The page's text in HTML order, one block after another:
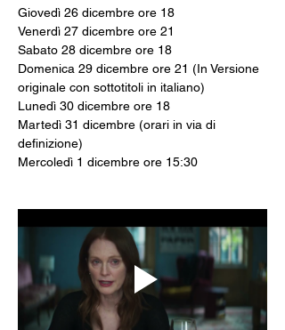
Giovedì 26 dicembre ore 18
Venerdì 27 dicembre ore 21
Sabato 28 dicembre ore 18
Domenica 29 dicembre ore 21 (In Versione
originale con sottotitoli in italiano)
Lunedì 30 dicembre ore 18
Martedì 31 dicembre (orari in via di
definizione)
Mercoledì 1 dicembre ore 15:30